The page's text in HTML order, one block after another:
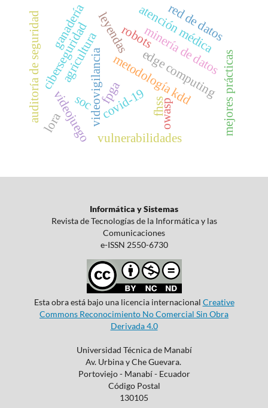
covid-19
minería de datos
metodología kdd
edge computingmejores prácticas
videovigilancia
agricultura
atención médica
ciberseguridad
owasp
auditoría de seguridad
vulnerabilidades
fhss
fpga
soc
leyendas
videojuego
lora
ganadería red de datos
robots
Informática y Sistemas
Revista de Tecnologías de la Informática y las
Comunicaciones
e-ISSN 2550-6730
Esta obra está bajo una licencia internacional Creative
Commons Reconocimiento No Comercial Sin Obra
Derivada 4.0
Universidad Técnica de Manabí
Av. Urbina y Che Guevara.
Portoviejo - Manabí - Ecuador
Código Postal
130105